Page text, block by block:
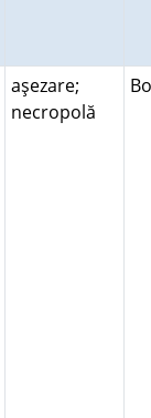
aşezare;
necropolă